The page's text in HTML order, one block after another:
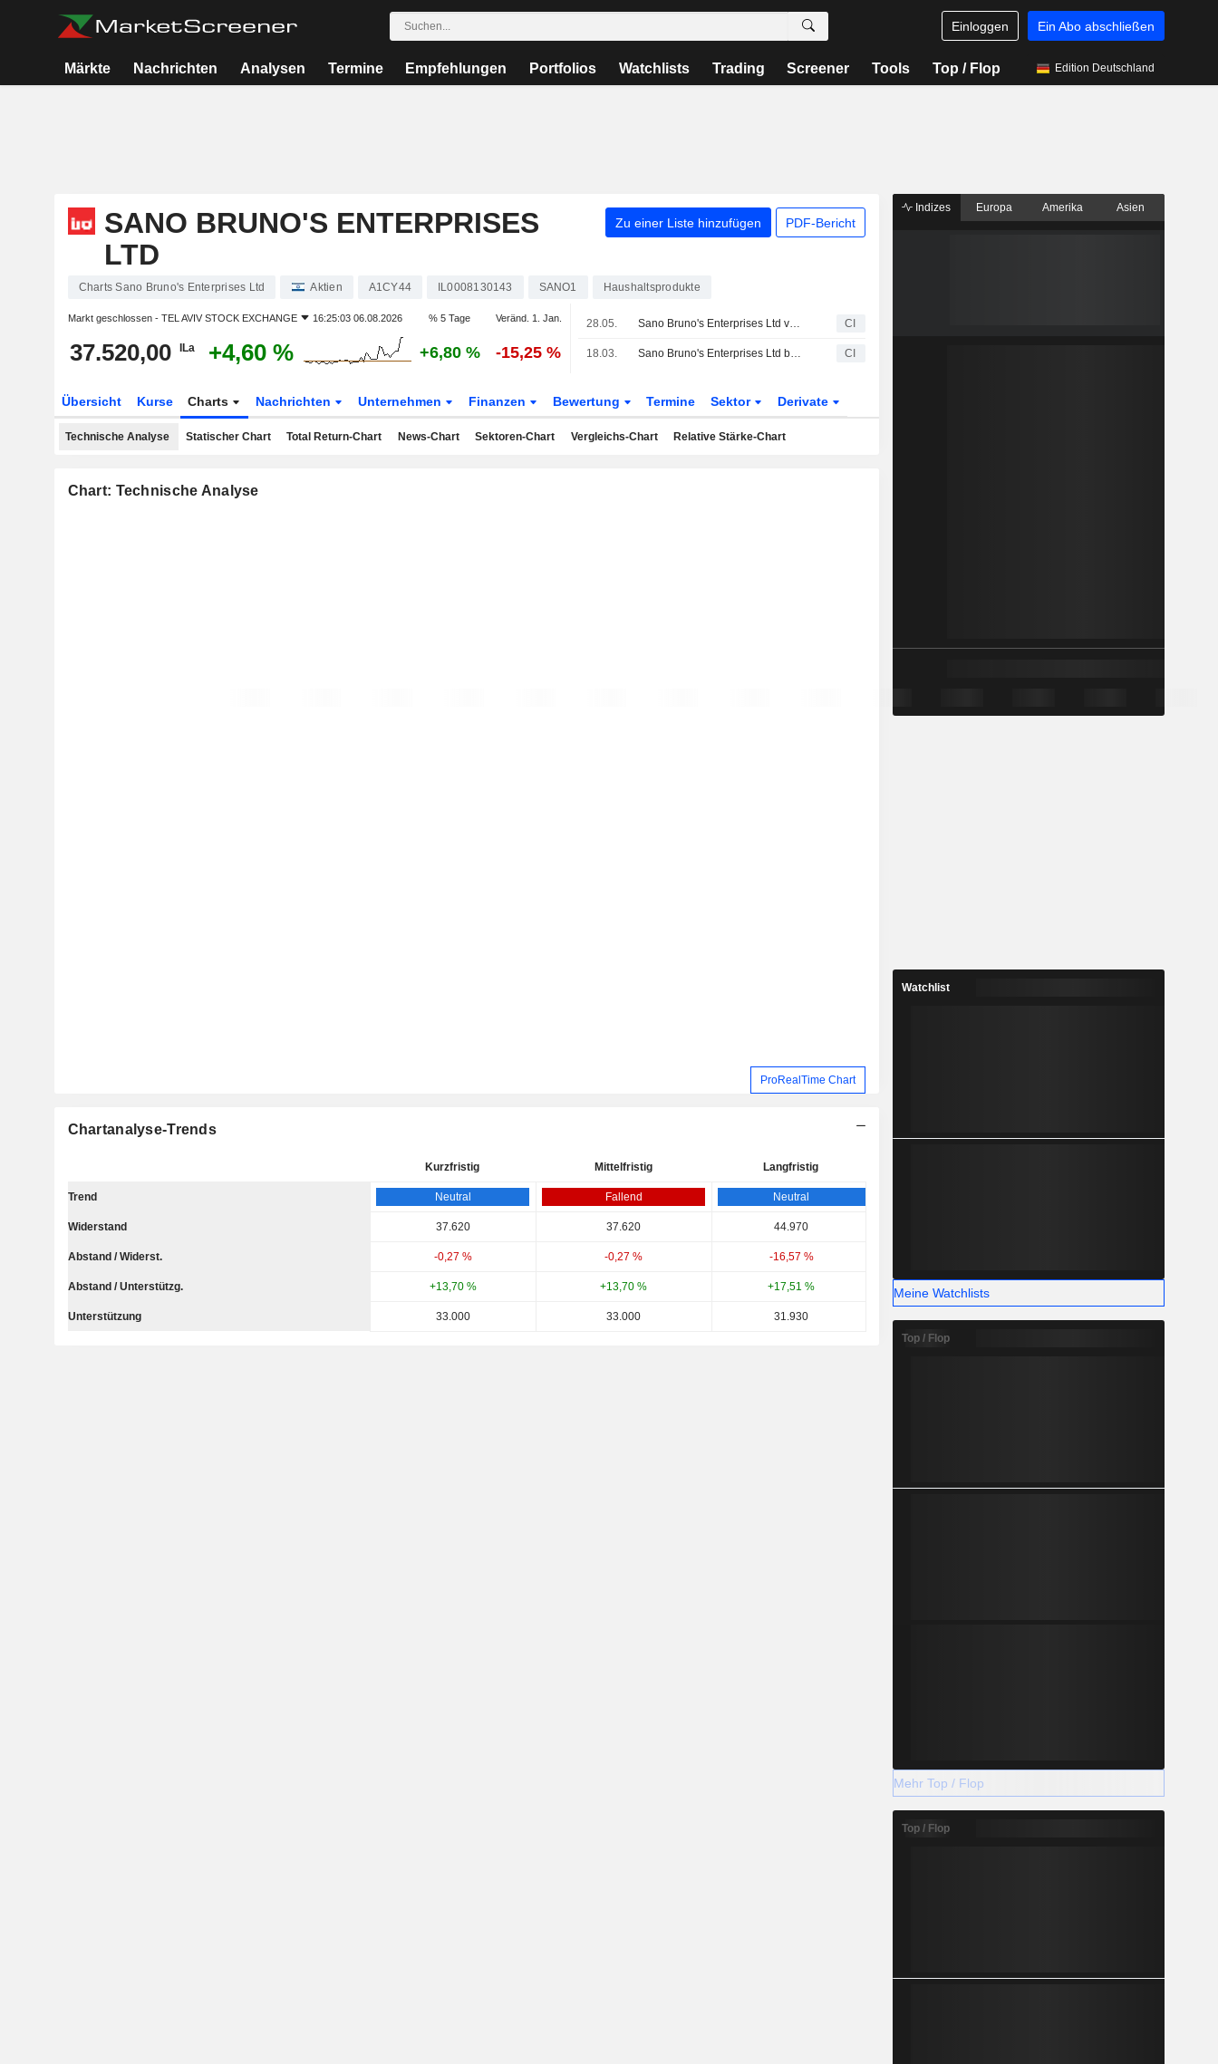
Einloggen Ein Abo abschließen
Märkte Nachrichten Analysen Termine Empfehlungen Portfolios Watchlists Trading Screener Tools Top / Flop Edition Deutschland
SANO BRUNO'S ENTERPRISES
LTD
Zu einer Liste hinzufügen PDF-Bericht
Charts Sano Bruno's Enterprises Ltd Aktien A1CY44 IL0008130143 SANO1 Haushaltsprodukte
Markt geschlossen - TEL AVIV STOCK EXCHANGE 16:25:03 06.08.2026 % 5 Tage Veränd. 1. Jan.
37.520,00 ILa +4,60 % +6,80 % -15,25 %
28.05. Sano Bruno's Enterprises Ltd veröffentlicht Ergebniszahlen für das erste Quartal zum 31. März 2026 CI
18.03. Sano Bruno's Enterprises Ltd berichtet über die Ergebnisse des Geschäftsjahres zum 31. Dezember 2025 CI
Übersicht Kurse Charts Nachrichten Unternehmen Finanzen Bewertung Termine Sektor Derivate
Technische Analyse Statischer Chart Total Return-Chart News-Chart Sektoren-Chart Vergleichs-Chart Relative Stärke-Chart
Chart: Technische Analyse
ProRealTime Chart
Chartanalyse-Trends
Kurzfristig Mittelfristig Langfristig
Trend Neutral Fallend Neutral
Widerstand 37.620 37.620 44.970
Abstand / Widerst. -0,27 % -0,27 % -16,57 %
Abstand / Unterstützg. +13,70 % +13,70 % +17,51 %
Unterstützung 33.000 33.000 31.930
Indizes Europa Amerika Asien
Watchlist
Meine Watchlists
Top / Flop
Mehr Top / Flop
Top / Flop